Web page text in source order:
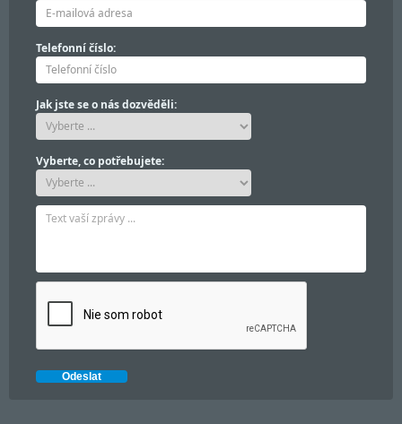
Telefonní číslo:
Jak jste se o nás dozvěděli:
Vyberte, co potřebujete: